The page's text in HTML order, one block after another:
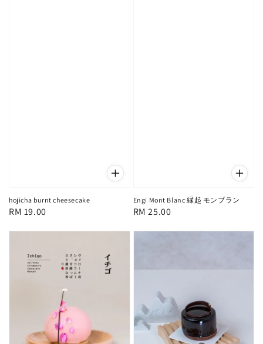
hojicha burnt cheesecake
Regular
RM 19.00
Engi Mont Blanc 縁起 モンブラン
Regular
RM 25.00